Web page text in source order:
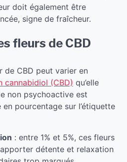
doit également être
signe de fraîcheur.
fleurs de CBD
de CBD peut varier en
cannabidiol (CBD) qu’elle
non psychoactive est
pourcentage sur l’étiquette
: entre 1% et 5%, ces fleurs
détente et relaxation